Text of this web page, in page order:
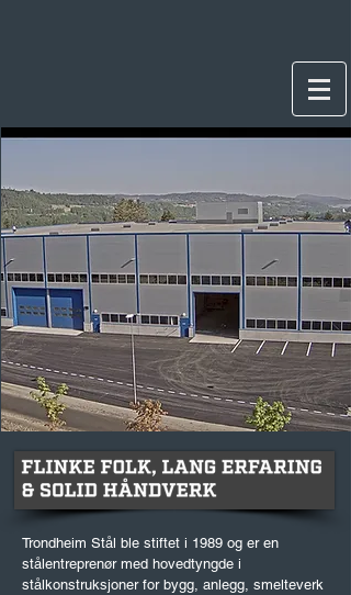
Trondheim Stål ble stiftet i 1989 og er en
stålentreprenør med hovedtyngde i
stålkonstruksjoner for bygg, anlegg, smelteverk